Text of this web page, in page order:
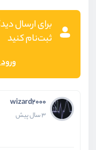
برای ارسال
ثبت‌نام کنید
wizard2000
3 سال پیش